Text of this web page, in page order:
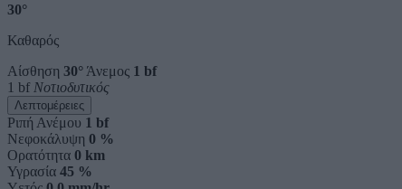
30°
Καθαρός
Αίσθηση 30° Άνεμος 1 bf
1 bf Νοτιοδυτικός
Λεπτομέρειες
Ριπή Ανέμου 1 bf
Νεφοκάλυψη 0 %
Ορατότητα 0 km
Υγρασία 45 %